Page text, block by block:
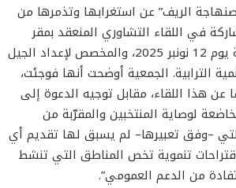
الريف” عن استغرابها وتذمرها من
في اللقاء التشاوري المنعقد بمقر
عمالة إقليم الحسيمة يوم 12 نونبر 2025، والمخصص لإعداد الجيل
الترابية. الجمعية أوضحت أنها فوجئت،
عن هذا اللقاء، مقابل توجيه الدعوة إلى
لوصاية المنتخبين والمقرّبة من
–وفق تعبيرها– لم يسبق لها تقديم أي
تنموية تخص المناطق التي تنشط
من الدعم العمومي”.